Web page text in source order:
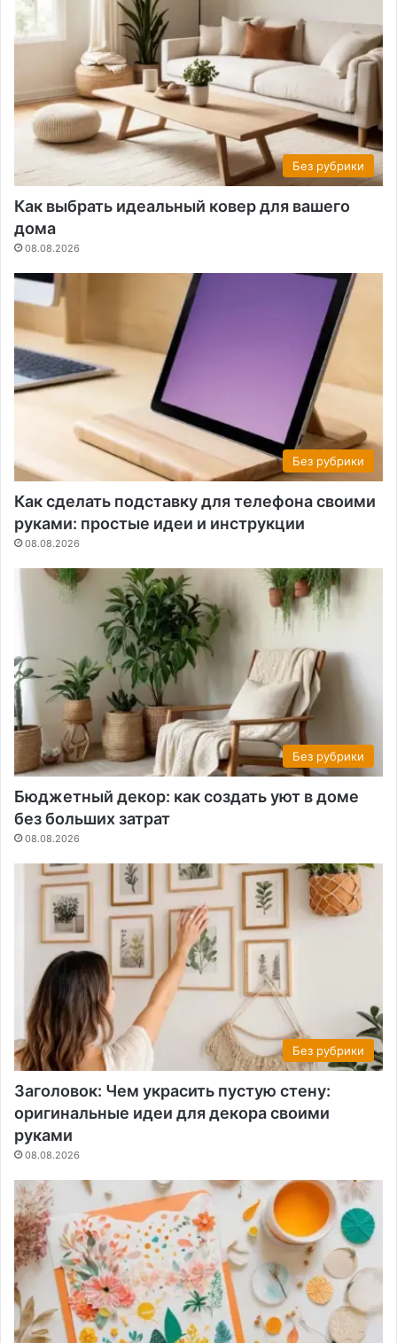
Без рубрики
Как выбрать идеальный ковер для вашего
дома
08.08.2026
Без рубрики
Как сделать подставку для телефона своими
руками: простые идеи и инструкции
08.08.2026
Без рубрики
Бюджетный декор: как создать уют в доме
без больших затрат
08.08.2026
Без рубрики
Заголовок: Чем украсить пустую стену:
оригинальные идеи для декора своими
руками
08.08.2026